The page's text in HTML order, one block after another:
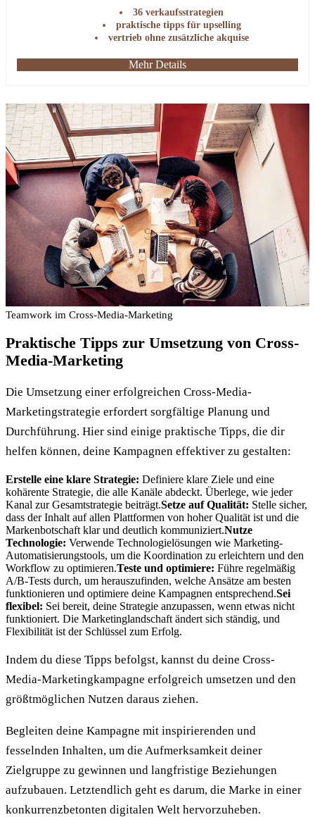
36 verkaufsstrategien
praktische tipps für upselling
vertrieb ohne zusätzliche akquise
Mehr Details
Teamwork im Cross-Media-Marketing
Praktische Tipps zur Umsetzung von Cross-
Media-Marketing
Die Umsetzung einer erfolgreichen Cross-Media-
Marketingstrategie erfordert sorgfältige Planung und
Durchführung. Hier sind einige praktische Tipps, die dir
helfen können, deine Kampagnen effektiver zu gestalten:
Erstelle eine klare Strategie: Definiere klare Ziele und eine
kohärente Strategie, die alle Kanäle abdeckt. Überlege, wie jeder
Kanal zur Gesamtstrategie beiträgt.Setze auf Qualität: Stelle sicher,
dass der Inhalt auf allen Plattformen von hoher Qualität ist und die
Markenbotschaft klar und deutlich kommuniziert.Nutze
Technologie: Verwende Technologielösungen wie Marketing-
Automatisierungstools, um die Koordination zu erleichtern und den
Workflow zu optimieren.Teste und optimiere: Führe regelmäßig
A/B-Tests durch, um herauszufinden, welche Ansätze am besten
funktionieren und optimiere deine Kampagnen entsprechend.Sei
flexibel: Sei bereit, deine Strategie anzupassen, wenn etwas nicht
funktioniert. Die Marketinglandschaft ändert sich ständig, und
Flexibilität ist der Schlüssel zum Erfolg.
Indem du diese Tipps befolgst, kannst du deine Cross-
Media-Marketingkampagne erfolgreich umsetzen und den
größtmöglichen Nutzen daraus ziehen.
Begleiten deine Kampagne mit inspirierenden und
fesselnden Inhalten, um die Aufmerksamkeit deiner
Zielgruppe zu gewinnen und langfristige Beziehungen
aufzubauen. Letztendlich geht es darum, die Marke in einer
konkurrenzbetonten digitalen Welt hervorzuheben.